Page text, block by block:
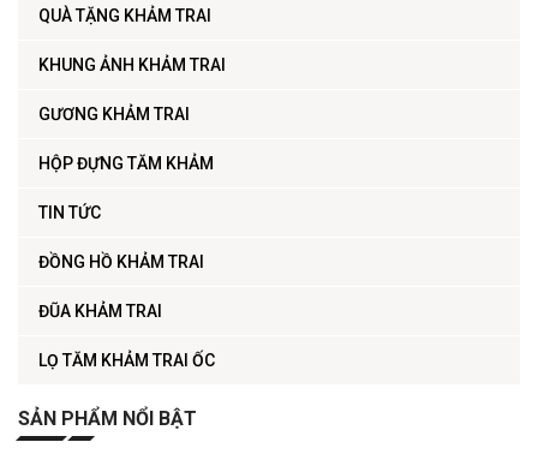
QUÀ TẶNG KHẢM TRAI
KHUNG ẢNH KHẢM TRAI
GƯƠNG KHẢM TRAI
HỘP ĐỰNG TĂM KHẢM
TIN TỨC
ĐỒNG HỒ KHẢM TRAI
ĐŨA KHẢM TRAI
LỌ TĂM KHẢM TRAI ỐC
SẢN PHẨM NỔI BẬT